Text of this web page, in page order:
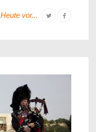
Heute vor...